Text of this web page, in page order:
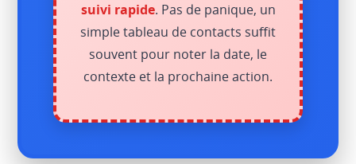
suivi rapide. Pas de panique, un
simple tableau de contacts suffit
souvent pour noter la date, le
contexte et la prochaine action.